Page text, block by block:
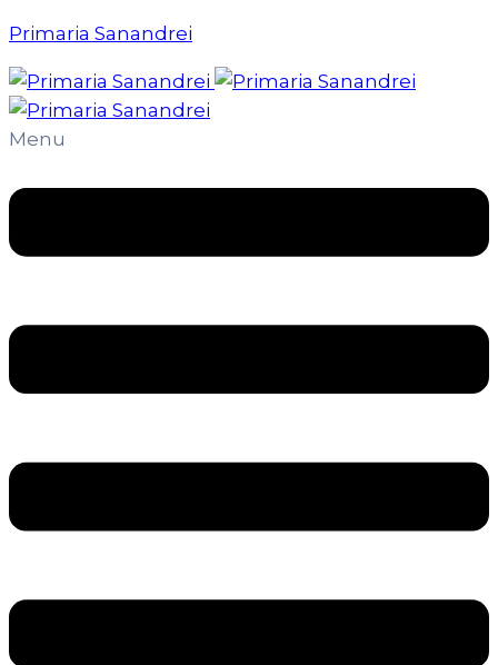
Primaria Sanandrei
Menu